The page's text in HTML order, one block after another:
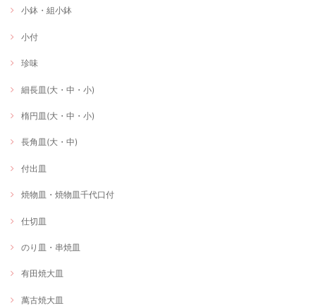
小鉢・組小鉢
小付
珍味
細長皿(大・中・小)
楕円皿(大・中・小)
長角皿(大・中)
付出皿
焼物皿・焼物皿千代口付
仕切皿
のり皿・串焼皿
有田焼大皿
萬古焼大皿